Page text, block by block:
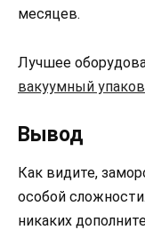
месяцев.
Лучшее
вакуумный
Вывод
Как видите,
особой
никаких